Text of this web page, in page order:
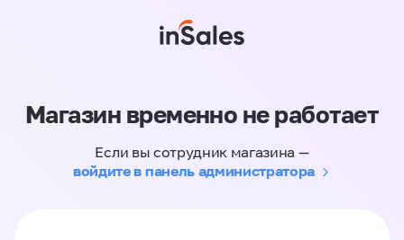
Магазин временно не работает
Если вы сотрудник магазина —
войдите в панель администратора